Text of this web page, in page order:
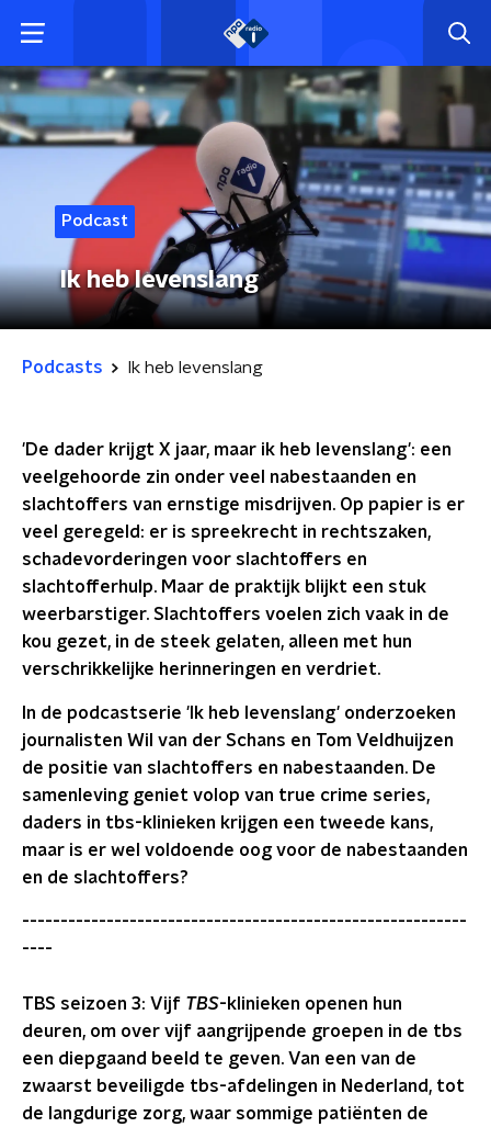
Podcast
Ik heb levenslang
Podcasts Ik heb levenslang
'De dader krijgt X jaar, maar ik heb levenslang': een
veelgehoorde zin onder veel nabestaanden en
slachtoffers van ernstige misdrijven. Op papier is er
veel geregeld: er is spreekrecht in rechtszaken,
schadevorderingen voor slachtoffers en
slachtofferhulp. Maar de praktijk blijkt een stuk
weerbarstiger. Slachtoffers voelen zich vaak in de
kou gezet, in de steek gelaten, alleen met hun
verschrikkelijke herinneringen en verdriet.
In de podcastserie 'Ik heb levenslang' onderzoeken
journalisten Wil van der Schans en Tom Veldhuijzen
de positie van slachtoffers en nabestaanden. De
samenleving geniet volop van true crime series,
daders in tbs-klinieken krijgen een tweede kans,
maar is er wel voldoende oog voor de nabestaanden
en de slachtoffers?
----------------------------------------------------------
----
TBS seizoen 3: Vijf TBS-klinieken openen hun
deuren, om over vijf aangrijpende groepen in de tbs
een diepgaand beeld te geven. Van een van de
zwaarst beveiligde tbs-afdelingen in Nederland, tot
de langdurige zorg, waar sommige patiënten de